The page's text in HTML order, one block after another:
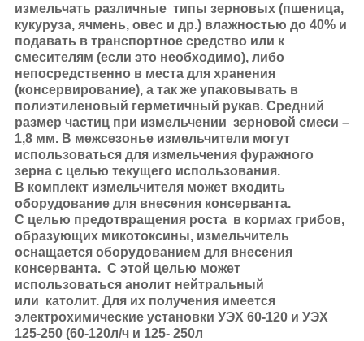
измельчать различные типы зерновых (пшеница,
кукуруза, ячмень, овес и др.) влажностью до 40% и
подавать в транспортное средство или к
смесителям (если это необходимо), либо
непосредственно в места для хранения
(консервирование), а так же упаковывать в
полиэтиленовый герметичный рукав. Средний
размер частиц при измельчении зерновой смеси –
1,8 мм. В межсезонье измельчители могут
использоваться для измельчения фуражного
зерна с целью текущего использования.
В комплект измельчителя может входить
оборудование для внесения консерванта.
С целью предотвращения роста в кормах грибов,
образующих микотоксины, измельчитель
оснащается оборудованием для внесения
консерванта. С этой целью может
использоваться анолит нейтральный
или католит. Для их получения имеется
электрохимические установки УЭХ 60-120 и УЭХ
125-250 (60-120л/ч и 125- 250л